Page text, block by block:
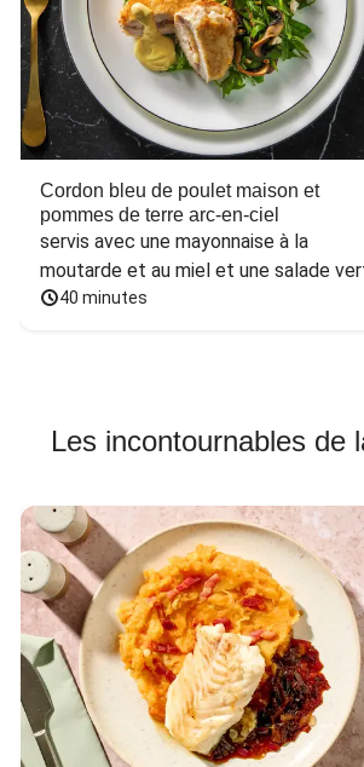
Cordon bleu de poulet maison et
pommes de terre arc-en-ciel
servis avec une mayonnaise à la
moutarde et au miel et une salade
40 minutes
Les incontournables de